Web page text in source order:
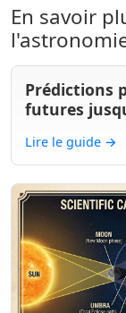
En savoir
Prédictions
futures
Lire le guide →